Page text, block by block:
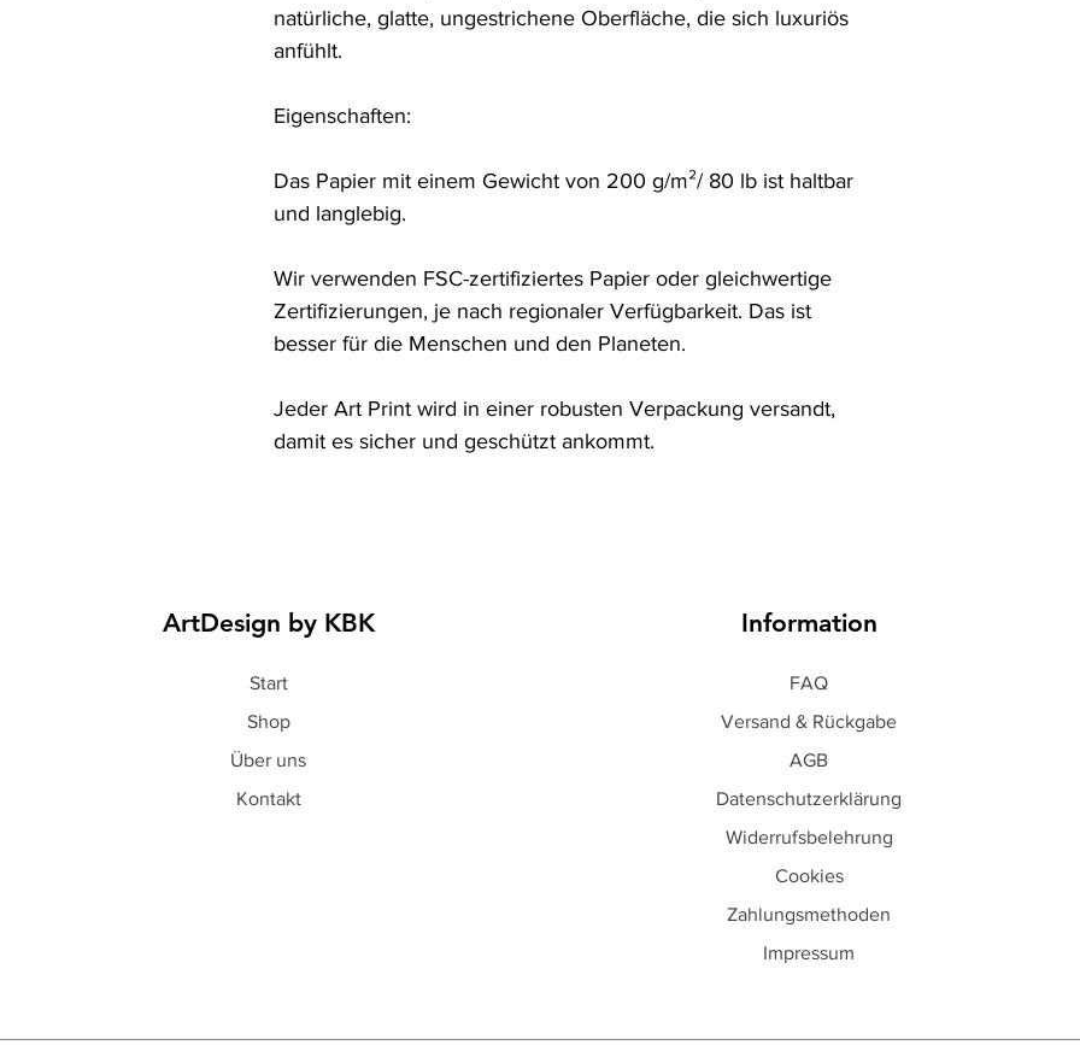
natürliche, glatte, ungestrichene Oberfläche, die sich luxuriös
anfühlt.
Eigenschaften:
Das Papier mit einem Gewicht von 200 g/m²/ 80 lb ist haltbar
und langlebig.
Wir verwenden FSC-zertifiziertes Papier oder gleichwertige
Zertifizierungen, je nach regionaler Verfügbarkeit. Das ist
besser für die Menschen und den Planeten.
Jeder Art Print wird in einer robusten Verpackung versandt,
damit es sicher und geschützt ankommt.
ArtDesign by KBK
Start
Shop
Über uns
Kontakt
Information
FAQ
Versand & Rückgabe
AGB
Datenschutzerklärung
Widerrufsbelehrung
Cookies
Zahlungsmethoden
Impressum